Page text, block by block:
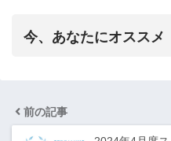
今、あなたにオススメ
前の記事